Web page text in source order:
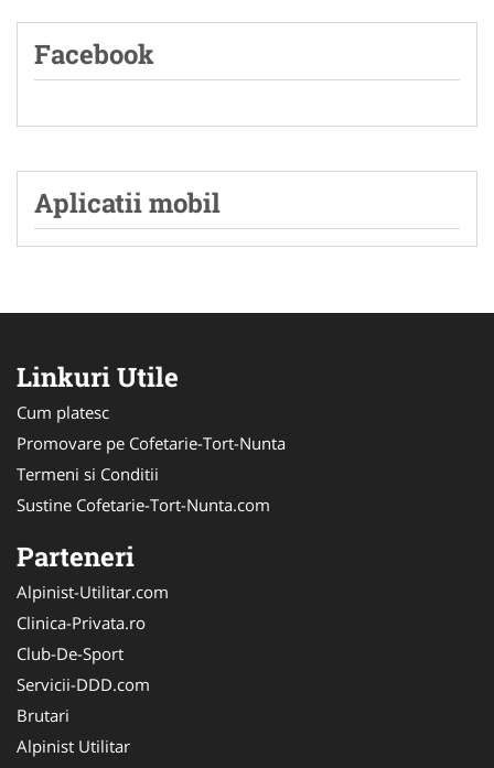
Facebook
Aplicatii mobil
Linkuri Utile
Cum platesc
Promovare pe Cofetarie-Tort-Nunta
Termeni si Conditii
Sustine Cofetarie-Tort-Nunta.com
Parteneri
Alpinist-Utilitar.com
Clinica-Privata.ro
Club-De-Sport
Servicii-DDD.com
Brutari
Alpinist Utilitar